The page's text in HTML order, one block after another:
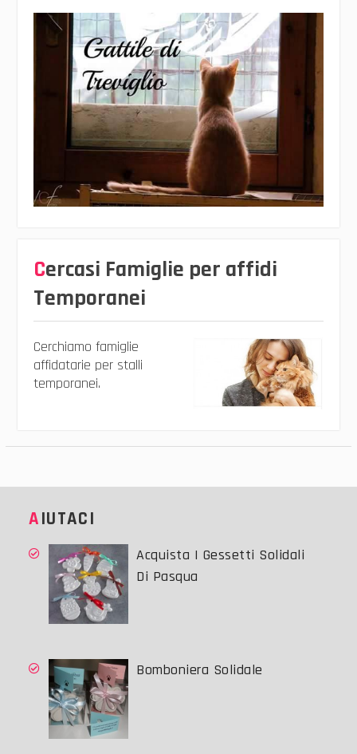
Cercasi Famiglie per affidi
Temporanei
Cerchiamo famiglie
affidatarie per stalli
temporanei.
AIUTACI
Acquista I Gessetti Solidali
Di Pasqua
Bomboniera Solidale